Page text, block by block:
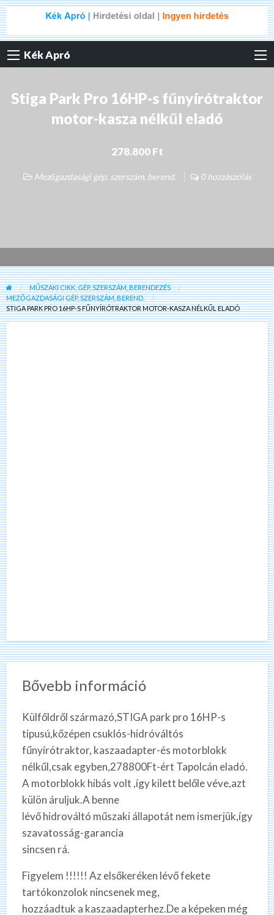
Kék Apró
Stiga Park Pro 16HP-s fűnyírótraktor
motor-kasza nélkűl eladó
278.800 Ft
Mezőgazdasági gép, szerszám, berend. 0 hozzászólás
MŰSZAKI CIKK, GÉP, SZERSZÁM, BERENDEZÉS
MEZŐGAZDASÁGI GÉP, SZERSZÁM, BEREND.
STIGA PARK PRO 16HP-S FŰNYÍRÓTRAKTOR MOTOR-KASZA NÉLKŰL ELADÓ
Bővebb információ
Külfőldről származó,STIGA park pro 16HP-s
tipusú,kőzépen csuklós-hidróváltós
fűnyírótraktor, kaszaadapter-és motorblokk
nélkűl,csak egyben,278800Ft-ért Tapolcán eladó.
A motorblokk hibás volt ,így kilett belőle véve,azt
külön áruljuk.A benne
lévő hidrováltó műszaki állapotát nem ismerjük,így
szavatosság-garancia
sincsen rá.
Figyelem !!!!!! Az elsőkeréken lévő fekete
tartókonzolok nincsenek meg,
hozzáadtuk a kaszaadapterhez.De a képeken még